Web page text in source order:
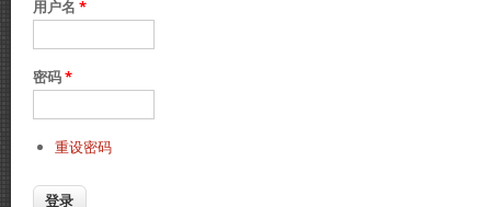
用户名 *
密码*
重设密码